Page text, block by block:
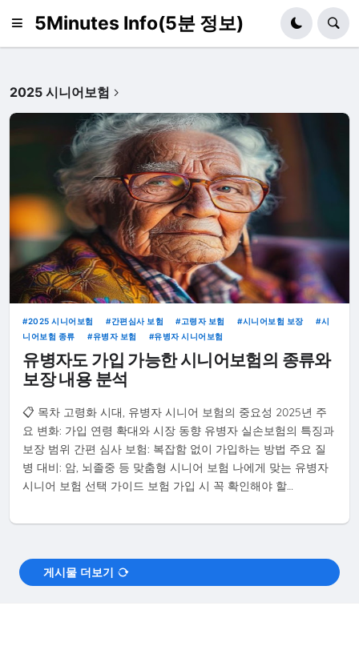
5Minutes Info(5분 정보)
2025 시니어보험
2025 시니어보험 간편심사 보험 고령자 보험 시니어보험 보장
시
니어보험 종류
유병자 보험 유병자 시니어보험
유병자도 가입 가능한 시니어보험의 종류와
보장 내용 분석
📋 목차 고령화 시대, 유병자 시니어 보험의 중요성 2025년 주
요 변화: 가입 연령 확대와 시장 동향 유병자 실손보험의 특징과
보장 범위 간편 심사 보험: 복잡함 없이 가입하는 방법 주요 질
병 대비: 암, 뇌졸중 등 맞춤형 시니어 보험 나에게 맞는 유병자
시니어 보험 선택 가이드 보험 가입 시 꼭 확인해야 할…
게시물 더보기